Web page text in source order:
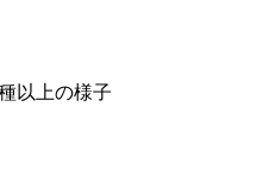
以上の様子